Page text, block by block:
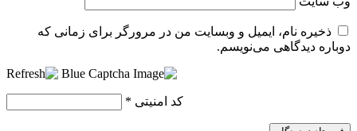
ذخیره نام، ایمیل و وبسایت من در مرورگر برای زمانی که
دوباره دیدگاهی می‌نویسم.
کد امنیتی *